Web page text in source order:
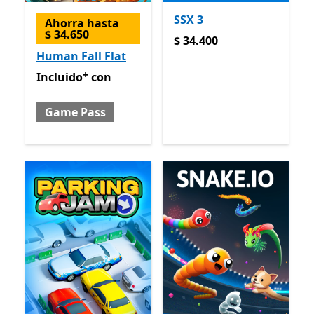
Ahorra hasta
$ 34.650
Human Fall Flat
Incluido con Game Pass
Incluido+ con
Game Pass
SSX 3
$ 34.400
$ 34.400